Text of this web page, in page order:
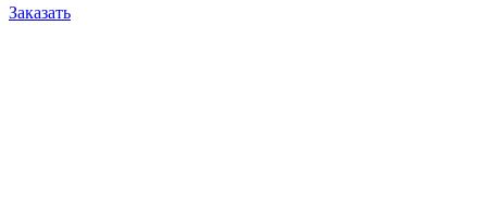
Заказать